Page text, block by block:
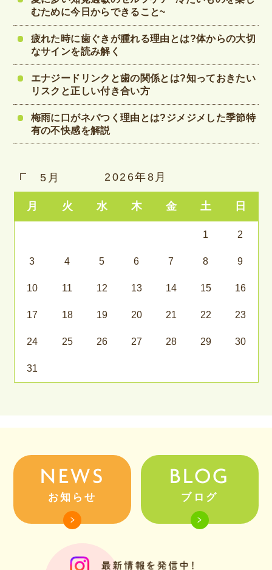
むために今日からできること~
疲れた時に歯ぐきが腫れる理由とは?体からの大切
なサインを読み解く
エナジードリンクと歯の関係とは?知っておきたい
リスクと正しい付き合い方
梅雨に口がネバつく理由とは?ジメジメした季節特
有の不快感を解説
2026年8月
月 火 水 木 金 土 日
5月
1 2
3 4 5 6 7 8 9
10 11 12 13 14 15 16
17 18 19 20 21 22 23
24 25 26 27 28 29 30
31
NEWS
お知らせ
BLOG
ブログ